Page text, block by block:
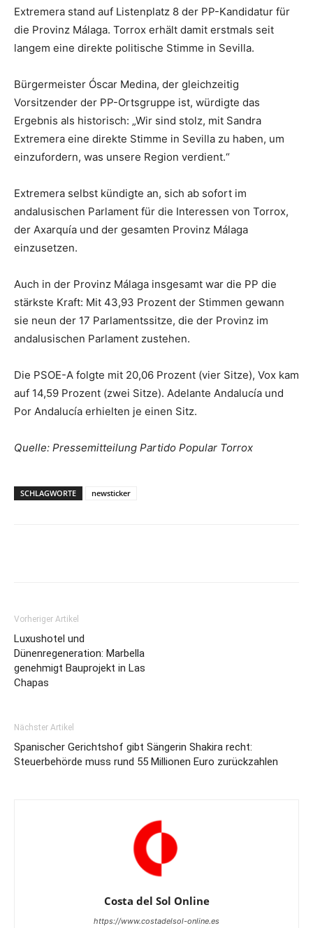
Extremera stand auf Listenplatz 8 der PP-Kandidatur für
die Provinz Málaga. Torrox erhält damit erstmals seit
langem eine direkte politische Stimme in Sevilla.
Bürgermeister Óscar Medina, der gleichzeitig
Vorsitzender der PP-Ortsgruppe ist, würdigte das
Ergebnis als historisch: „Wir sind stolz, mit Sandra
Extremera eine direkte Stimme in Sevilla zu haben, um
einzufordern, was unsere Region verdient.“
Extremera selbst kündigte an, sich ab sofort im
andalusischen Parlament für die Interessen von Torrox,
der Axarquía und der gesamten Provinz Málaga
einzusetzen.
Auch in der Provinz Málaga insgesamt war die PP die
stärkste Kraft: Mit 43,93 Prozent der Stimmen gewann
sie neun der 17 Parlamentssitze, die der Provinz im
andalusischen Parlament zustehen.
Die PSOE-A folgte mit 20,06 Prozent (vier Sitze), Vox kam
auf 14,59 Prozent (zwei Sitze). Adelante Andalucía und
Por Andalucía erhielten je einen Sitz.
Quelle: Pressemitteilung Partido Popular Torrox
SCHLAGWORTE newsticker
Vorheriger Artikel
Luxushotel und
Dünenregeneration: Marbella
genehmigt Bauprojekt in Las
Chapas
Nächster Artikel
Spanischer Gerichtshof gibt Sängerin Shakira recht:
Steuerbehörde muss rund 55 Millionen Euro zurückzahlen
Costa del Sol Online
https://www.costadelsol-online.es